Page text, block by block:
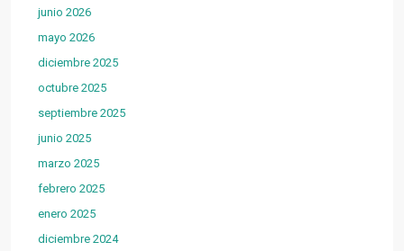
junio 2026
mayo 2026
diciembre 2025
octubre 2025
septiembre 2025
junio 2025
marzo 2025
febrero 2025
enero 2025
diciembre 2024